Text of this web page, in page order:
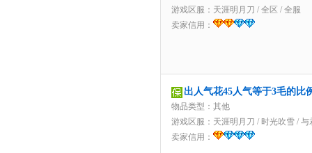
游戏区服： 天涯明月刀 / 全区 / 全服
卖家信用：
出人气花45人气等于3毛的比
物品类型：其他
游戏区服： 天涯明月刀 / 时光吹雪 / 与
卖家信用：